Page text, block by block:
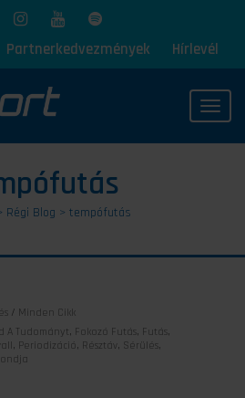
Partnerkedvezmények Hírlevél
Régi Blog > tempófutás
/ Minden Cikk
A Tudományt, Fokozó Futás, Futás,
, Periodizáció , Résztáv , Sérülés,